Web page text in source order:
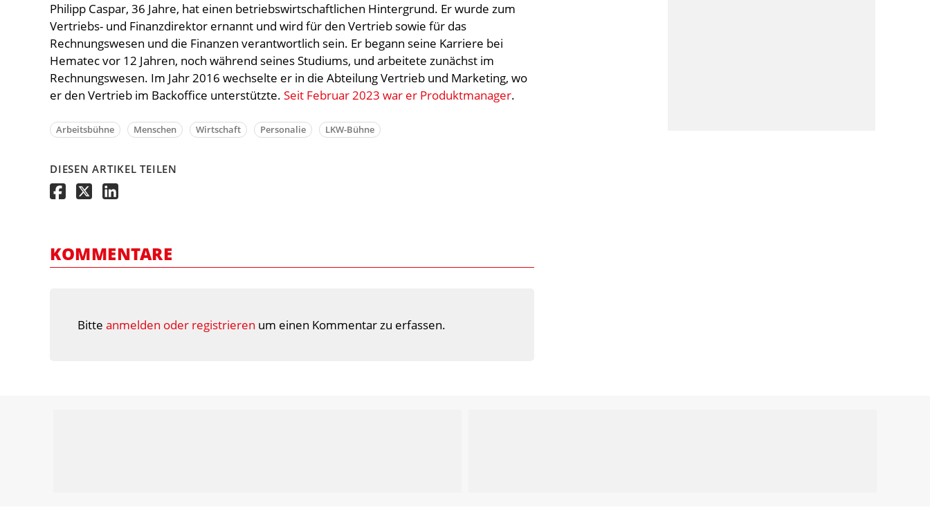
Philipp Caspar, 36 Jahre, hat einen betriebswirtschaftlichen Hintergrund. Er wurde zum
Vertriebs- und Finanzdirektor ernannt und wird für den Vertrieb sowie für das
Rechnungswesen und die Finanzen verantwortlich sein. Er begann seine Karriere bei
Hematec vor 12 Jahren, noch während seines Studiums, und arbeitete zunächst im
Rechnungswesen. Im Jahr 2016 wechselte er in die Abteilung Vertrieb und Marketing, wo
er den Vertrieb im Backoffice unterstützte. Seit Februar 2023 war er Produktmanager.
Arbeitsbühne Menschen Wirtschaft Personalie LKW-Bühne
DIESEN ARTIKEL TEILEN
KOMMENTARE
Bitte anmelden oder registrieren um einen Kommentar zu erfassen.